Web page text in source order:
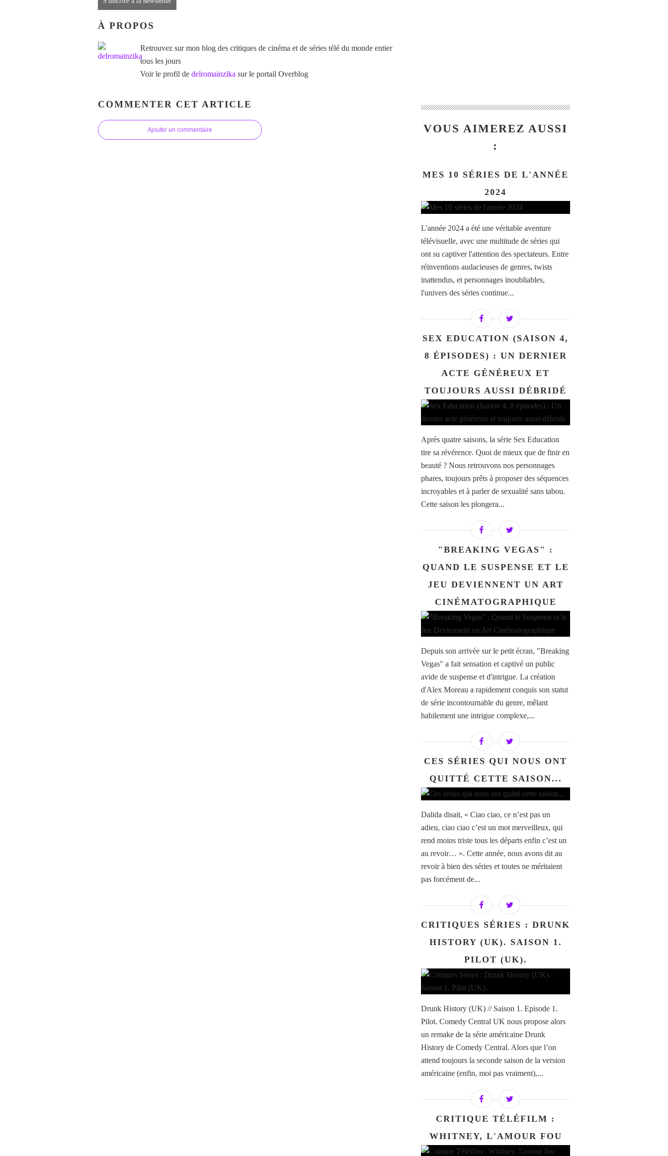
À PROPOS
Retrouvez sur mon blog des critiques de cinéma et de séries télé du monde entier
tous les jours
Voir le profil de delromainzika sur le portail Overblog
COMMENTER CET ARTICLE
Ajouter un commentaire
VOUS AIMEREZ AUSSI
:
MES 10 SÉRIES DE L'ANNÉE
2024
L'année 2024 a été une véritable aventure
télévisuelle, avec une multitude de séries qui
ont su captiver l'attention des spectateurs. Entre
réinventions audacieuses de genres, twists
inattendus, et personnages inoubliables,
l'univers des séries continue...
SEX EDUCATION (SAISON 4,
8 ÉPISODES) : UN DERNIER
ACTE GÉNÉREUX ET
TOUJOURS AUSSI DÉBRIDÉ
Après quatre saisons, la série Sex Education
tire sa révérence. Quoi de mieux que de finir en
beauté ? Nous retrouvons nos personnages
phares, toujours prêts à proposer des séquences
incroyables et à parler de sexualité sans tabou.
Cette saison les plongera...
"BREAKING VEGAS" :
QUAND LE SUSPENSE ET LE
JEU DEVIENNENT UN ART
CINÉMATOGRAPHIQUE
Depuis son arrivée sur le petit écran, "Breaking
Vegas" a fait sensation et captivé un public
avide de suspense et d'intrigue. La création
d'Alex Moreau a rapidement conquis son statut
de série incontournable du genre, mêlant
habilement une intrigue complexe,...
CES SÉRIES QUI NOUS ONT
QUITTÉ CETTE SAISON...
Dalida disait, « Ciao ciao, ce n’est pas un
adieu, ciao ciao c’est un mot merveilleux, qui
rend moins triste tous les départs enfin c’est un
au revoir… ». Cette année, nous avons dit au
revoir à bien des séries et toutes ne méritaient
pas forcément de...
CRITIQUES SÉRIES : DRUNK
HISTORY (UK). SAISON 1.
PILOT (UK).
Drunk History (UK) // Saison 1. Episode 1.
Pilot. Comedy Central UK nous propose alors
un remake de la série américaine Drunk
History de Comedy Central. Alors que l’on
attend toujours la seconde saison de la version
américaine (enfin, moi pas vraiment),...
CRITIQUE TÉLÉFILM :
WHITNEY, L'AMOUR FOU